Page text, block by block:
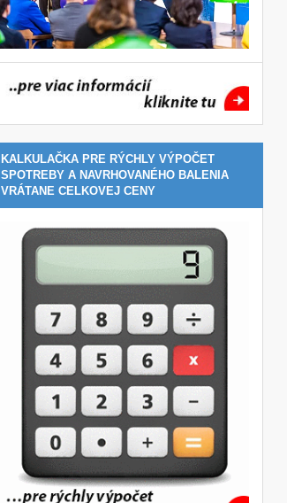
KALKULAČKA PRE RÝCHLY VÝPOČET
SPOTREBY A NAVRHOVANÉHO BALENIA
VRÁTANE CELKOVEJ CENY